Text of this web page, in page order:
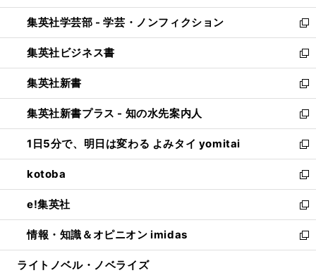
開
く
ウ
で
開
く
ン
ド
ウ
で
開
く
ウ
ィ
ン
ド
ウ
で
開
く
集英社学芸部 - 学芸・ノンフィクション
新
し
い
ウ
ィ
ン
ド
ウ
で
開
く
集英社ビジネス書
新
し
い
ウ
ィ
ン
ド
ウ
で
開
く
集英社新書
新
し
い
ウ
ィ
ン
ド
ウ
で
開
く
集英社新書プラス - 知の水先案内人
新
し
い
ウ
ィ
ン
ド
ウ
で
開
1日5分で、明日は変わる よみタイ yomitai
新
し
い
ウ
ィ
ン
ド
ウ
kotoba
新
し
い
ウ
ィ
ン
e!集英社
新
し
い
ウ
情報・知識＆オピニオン imidas
新
し
ライトノベル・ノベライズ